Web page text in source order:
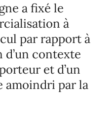
a fixé le
à
par rapport à
d’un contexte
et d’un
amoindri par la